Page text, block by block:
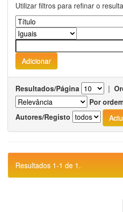
Utilizar filtros para refinar o
Resultados/Página |
Por
Autores/Registo
Resultados 1-1 de 1.